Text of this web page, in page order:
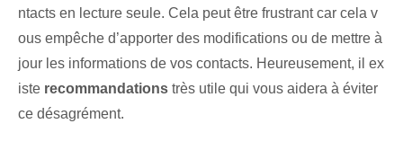
ntacts en lecture seule. Cela peut être frustrant car cela v
ous empêche d’apporter des modifications ou de mettre à
jour les informations de vos contacts. Heureusement, il ex
iste recommandations très utile qui vous aidera à éviter
ce désagrément.